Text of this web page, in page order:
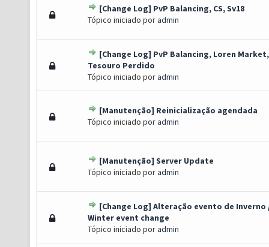
[Change Log] PvP Balancing, CS, Sv18
Tópico iniciado poradmin
- 0 de 5 em média
45
[Change Log] PvP Balancing, Loren Market,
Tesouro Perdido
Tópico iniciado poradmin
- 1.5 de 5 em média
45
[Manutenção] Reinicialização agendada
Tópico iniciado poradmin
- 0 de 5 em média
45
[Manutenção] Server Update
Tópico iniciado poradmin
- 0 de 5 em média
45
[Change Log] Alteração evento de Inverno
Winter event change
Tópico iniciado poradmin
- 0 de 5 em média
45